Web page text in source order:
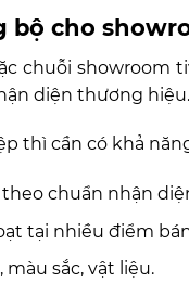
bộ cho
chuỗi showroom
diện thương hiệu.
thì cần có khả
chuẩn nhận
tại nhiều điểm
sắc, vật liệu.